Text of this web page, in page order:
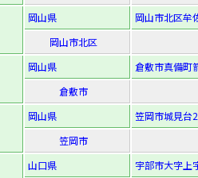
岡山県
岡山市北区牟
岡山市北区
岡山県
倉敷市真備町
倉敷市
岡山県
笠岡市城見台
笠岡市
山口県
宇部市大字上